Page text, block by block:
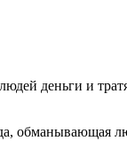
деньги и